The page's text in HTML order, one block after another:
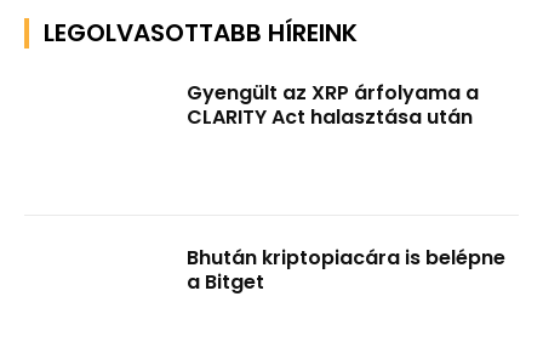
LEGOLVASOTTABB HÍREINK
Gyengült az XRP árfolyama a
CLARITY Act halasztása után
Bhután kriptopiacára is belépne
a Bitget